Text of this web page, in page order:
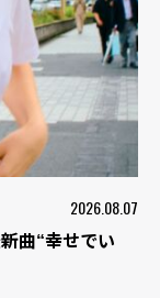
2026.08.07
曲“幸せでい